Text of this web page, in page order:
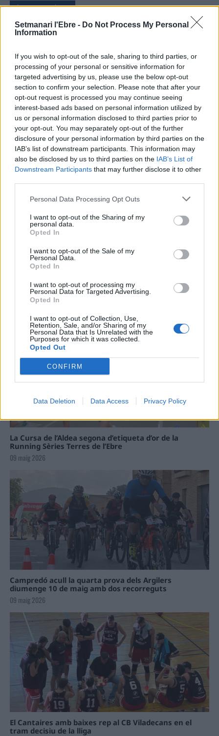
Setmanari l'Ebre - Do Not Process My Personal
Information
If you wish to opt-out of the sale, sharing to third parties, or
processing of your personal or sensitive information for
targeted advertising by us, please use the below opt-out
section to confirm your selection. Please note that after your
opt-out request is processed you may continue seeing
interest-based ads based on personal information utilized by
us or personal information disclosed to third parties prior to
your opt-out. You may separately opt-out of the further
disclosure of your personal information by third parties on the
IAB’s list of downstream participants. This information may
also be disclosed by us to third parties on the IAB’s List of
Downstream Participants that may further disclose it to other
Personal Data Processing Opt Outs
I want to opt-out of the Sharing of my
personal data.
Opted In
I want to opt-out of the Sale of my
Personal Data.
Opted In
I want to opt-out of processing my
Personal Data for Targeted Advertising.
Opted In
I want to opt-out of Collection, Use,
Retention, Sale, and/or Sharing of my
Personal Data that Is Unrelated with the
Purposes for which it was collected.
Opted Out
CONFIRM
Data Deletion Data Access Privacy Policy
ÚLTIMES NOTÍCIES
7 d'agost de 2026
L’Observatori de l’Ebre lidera de nou la
recerca sobre l’astre rei en el segon
eclipsi solar total de la seva història
7 d'agost de 2026
L’Ajuntament de Tortosa amplia el
termini de les obres de l’aparcament
dels terrenys de Renfe per les altes
temperatures
7 d'agost de 2026
Amposta recupera les Cases del Castell
i culmina un projecte estratègic que
La Cursa de l’Aldea segona d’etiqueta d’or de la
Running Sèries Terres de l’Ebre
09 maig 2026
Campredó acull la quarta prova dels Argilers
diumenge 10 de maig amb dos recorreguts
09 maig 2026
El Cantaires amb baixes rep al CB Viladecans en el
tram decisiu de la lliga